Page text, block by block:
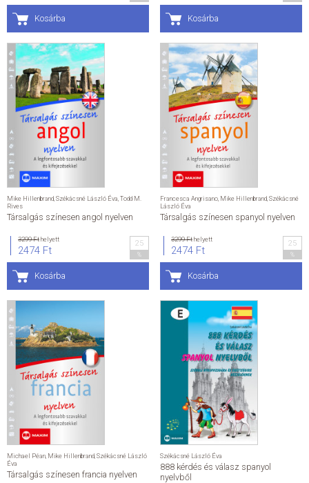
Kosárba Kosárba
Mike Hillenbrand Székácsné László Éva Todd M.
Rives
Társalgás színesen angol nyelven
3299 Fthelyett
2474 Ft
25
Kosárba
Francesca Angrisano Mike Hillenbrand Székácsné
László Éva
Társalgás színesen spanyol nyelven
3299 Fthelyett
2474 Ft
25
Kosárba
Michael Péan Mike Hillenbrand Székácsné László
Éva
Társalgás színesen francia nyelven
Székácsné László Éva
888 kérdés és válasz spanyol
nyelvből
ADATKEZELÉSI ÉS ADATVÉDELMI SZABÁLYZAT
KAPCSOLAT